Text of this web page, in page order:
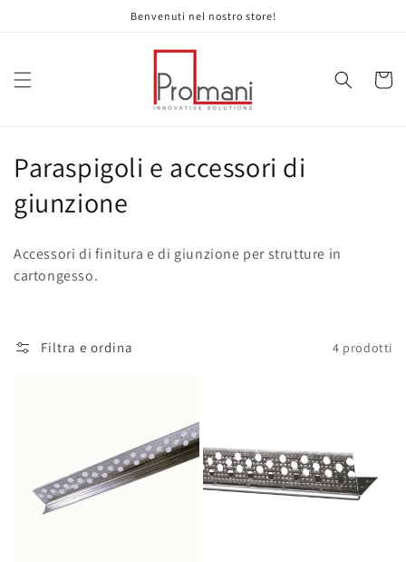
Benvenuti nel nostro store!
Carrello
C
o
l
z
Paraspigoli e accessori di
giunzione
Accessori di finitura e di giunzione per strutture in
cartongesso.
Filtra e ordina 4 prodotti